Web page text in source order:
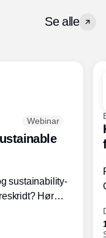
Se alle
Webinar
sustainability-
Hør